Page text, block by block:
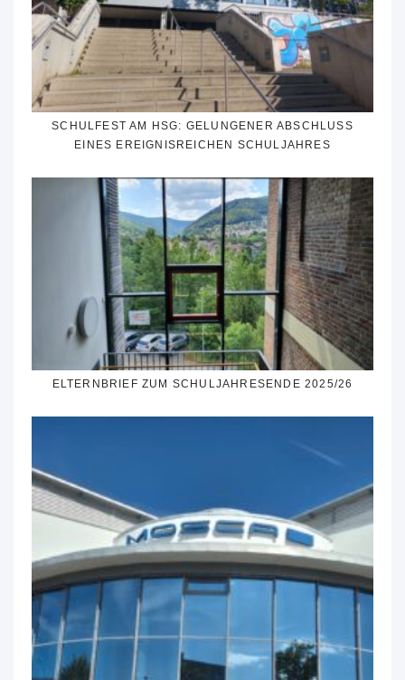
SCHULFEST AM HSG: GELUNGENER ABSCHLUSS
EINES EREIGNISREICHEN SCHULJAHRES
ELTERNBRIEF ZUM SCHULJAHRESENDE 2025/26